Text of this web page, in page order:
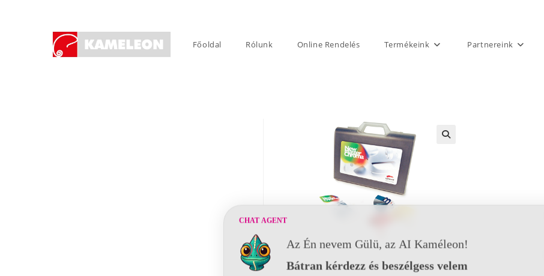
Főoldal Rólunk Online Rendelés Termékeink Partnereink
CHAT AGENT
Az Én nevem Gülü, az AI Kaméleon!
Bátran kérdezz és beszélgess velem